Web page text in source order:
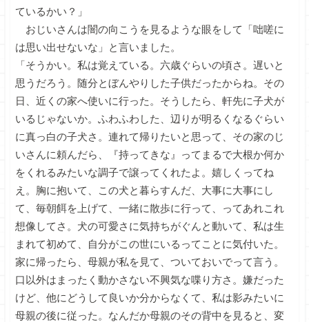
ているかい？」
おじいさんは闇の向こうを見るような眼をして「咄嗟に
は思い出せないな」と言いました。
「そうかい。私は覚えている。六歳ぐらいの頃さ。遅いと
思うだろう。随分とぼんやりした子供だったからね。その
日、近くの家へ使いに行った。そうしたら、軒先に子犬が
いるじゃないか。ふわふわした、辺りが明るくなるぐらい
に真っ白の子犬さ。連れて帰りたいと思って、その家のじ
いさんに頼んだら、『持ってきな』ってまるで大根か何か
をくれるみたいな調子で譲ってくれたよ。嬉しくってね
え。胸に抱いて、この犬と暮らすんだ、大事に大事にし
て、毎朝餌を上げて、一緒に散歩に行って、ってあれこれ
想像してさ。犬の可愛さに気持ちがぐんと動いて、私は生
まれて初めて、自分がこの世にいるってことに気付いた。
家に帰ったら、母親が私を見て、ついておいでって言う。
口以外はまったく動かさない不興気な喋り方さ。嫌だった
けど、他にどうして良いか分からなくて、私は影みたいに
母親の後に従った。なんだか母親のその背中を見ると、変